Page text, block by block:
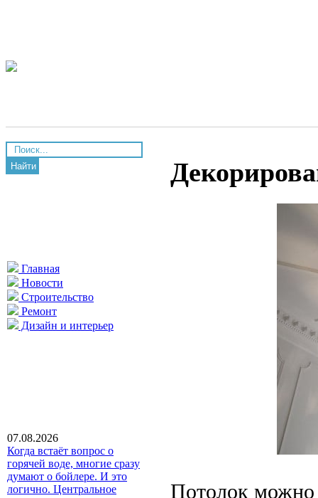
Найти
Главная
Новости
Строительство
Ремонт
Дизайн и интерьер
07.08.2026
Когда встаёт вопрос о
горячей воде, многие сразу
думают о бойлере. И это
логично. Центральное
Потолок можно